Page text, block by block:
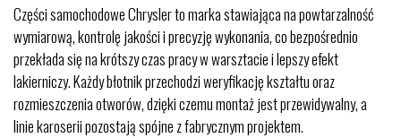
Części samochodowe Chrysler to marka stawiająca na powtarzalność
wymiarową, kontrolę jakości i precyzję wykonania, co bezpośrednio
przekłada się na krótszy czas pracy w warsztacie i lepszy efekt
lakierniczy. Każdy błotnik przechodzi weryfikację kształtu oraz
rozmieszczenia otworów, dzięki czemu montaż jest przewidywalny, a
linie karoserii pozostają spójne z fabrycznym projektem.